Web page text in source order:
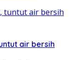
air bersih